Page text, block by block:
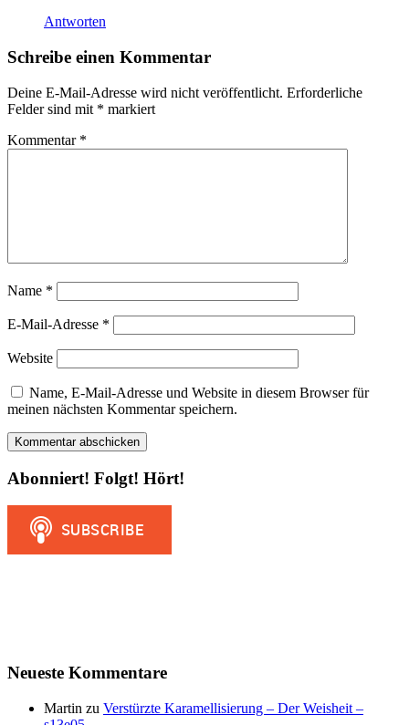
Antworten
Schreibe einen Kommentar
Deine E-Mail-Adresse wird nicht veröffentlicht. Erforderliche
Felder sind mit * markiert
Kommentar *
Name *
E-Mail-Adresse *
Website
Name, E-Mail-Adresse und Website in diesem Browser für
meinen nächsten Kommentar speichern.
Abonniert! Folgt! Hört!
Neueste Kommentare
Martin zu Verstürzte Karamellisierung – Der Weisheit –